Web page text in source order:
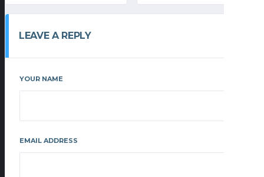
LEAVE A REPLY
YOUR NAME
EMAIL ADDRESS